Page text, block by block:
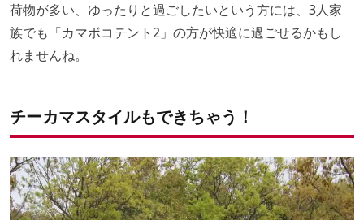
荷物が多い、ゆったりと過ごしたいという方には、3人家
族でも「カマボコテント2」の方が快適に過ごせるかもし
れませんね。
チーカマスタイルもできちゃう！